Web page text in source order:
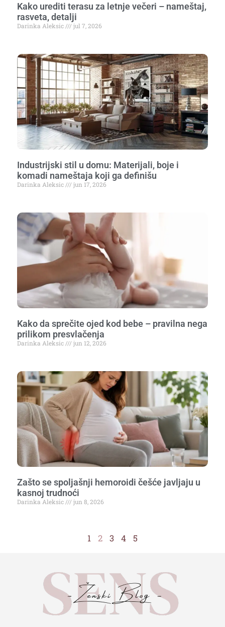
Kako urediti terasu za letnje večeri – nameštaj,
rasveta, detalji
Darinka Aleksic jul 7, 2026
Industrijski stil u domu: Materijali, boje i
komadi nameštaja koji ga definišu
Darinka Aleksic jun 17, 2026
Kako da sprečite ojed kod bebe – pravilna nega
prilikom presvlačenja
Darinka Aleksic jun 12, 2026
Zašto se spoljašnji hemoroidi češće javljaju u
kasnoj trudnoći
Darinka Aleksic jun 8, 2026
1 2 3 4 5